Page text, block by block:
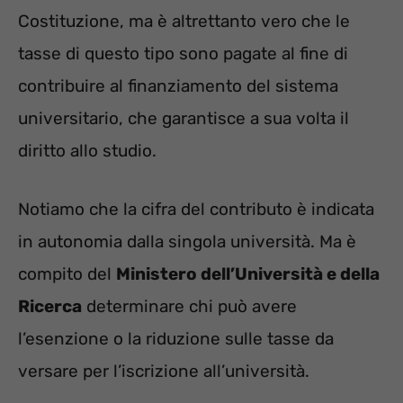
Costituzione, ma è altrettanto vero che le
tasse di questo tipo sono pagate al fine di
contribuire al finanziamento del sistema
universitario, che garantisce a sua volta il
diritto allo studio.
Notiamo che la cifra del contributo è indicata
in autonomia dalla singola università. Ma è
compito del Ministero dell’Università e della
Ricerca determinare chi può avere
l’esenzione o la riduzione sulle tasse da
versare per l’iscrizione all’università.